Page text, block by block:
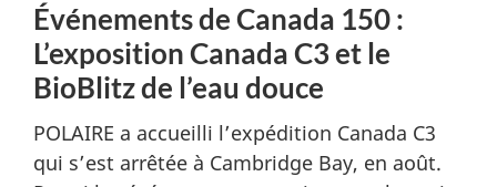
Événements de Canada 150 :
L’exposition Canada C3 et le
BioBlitz de l’eau douce
POLAIRE a accueilli l’expédition Canada C3
qui s’est arrêtée à Cambridge Bay, en août.